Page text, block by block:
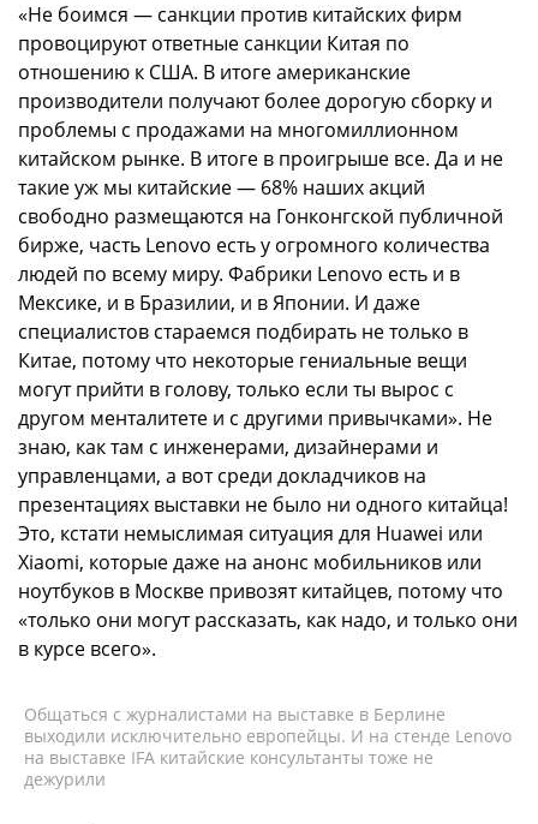
«Не боимся — санкции против китайских фирм
провоцируют ответные санкции Китая по
отношению к США. В итоге американские
производители получают более дорогую сборку и
проблемы с продажами на многомиллионном
китайском рынке. В итоге в проигрыше все. Да и не
такие уж мы китайские — 68% наших акций
свободно размещаются на Гонконгской публичной
бирже, часть Lenovo есть у огромного количества
людей по всему миру. Фабрики Lenovo есть и в
Мексике, и в Бразилии, и в Японии. И даже
специалистов стараемся подбирать не только в
Китае, потому что некоторые гениальные вещи
могут прийти в голову, только если ты вырос с
другом менталитете и с другими привычками». Не
знаю, как там с инженерами, дизайнерами и
управленцами, а вот среди докладчиков на
презентациях выставки не было ни одного китайца!
Это, кстати немыслимая ситуация для Huawei или
Xiaomi, которые даже на анонс мобильников или
ноутбуков в Москве привозят китайцев, потому что
«только они могут рассказать, как надо, и только они
в курсе всего».
Общаться с журналистами на выставке в Берлине
выходили исключительно европейцы. И на стенде Lenovo
на выставке IFA китайские консультанты тоже не
дежурили